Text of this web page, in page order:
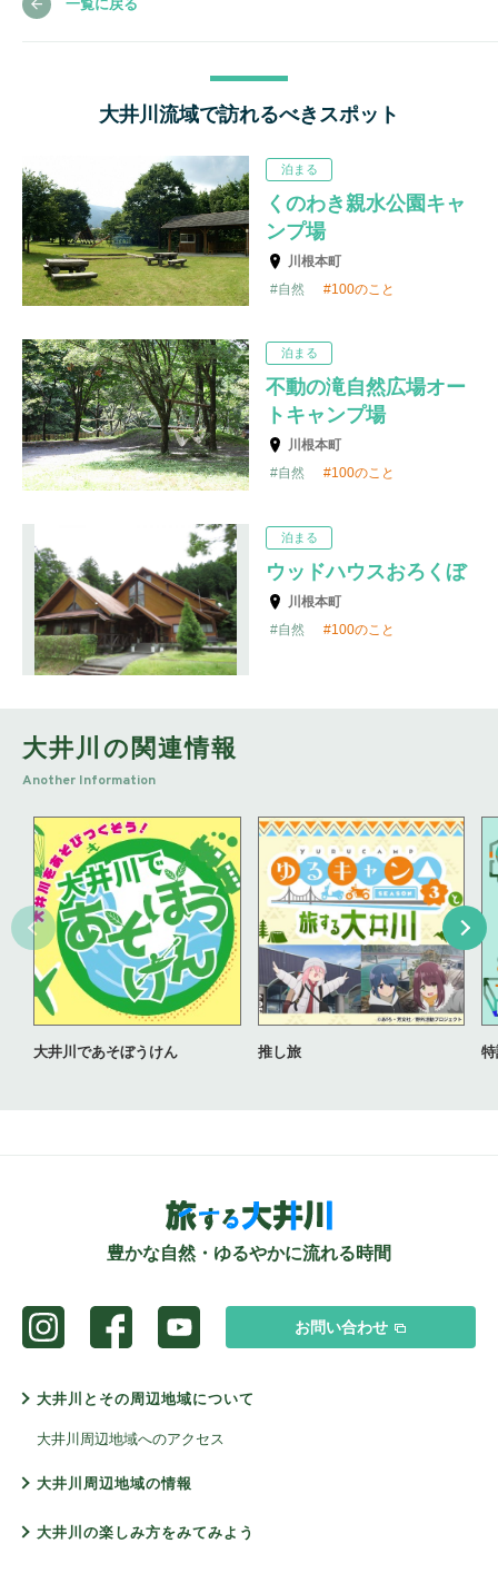
一覧に戻る
大井川流域で訪れるべきスポット
くのわき親水公園キャ
ンプ場
川根本町
自然
100のこと
泊まる
不動の滝自然広場オー
トキャンプ場
川根本町
自然
100のこと
泊まる
ウッドハウスおろくぼ
川根本町
自然
100のこと
泊まる
大井川の関連情報
Another Information
大井川であそぼうけん 推し旅
豊かな自然・ゆるやかに流れる時間
お問い合わせ
大井川とその周辺地域について
大井川周辺地域へのアクセス
大井川周辺地域の情報
大井川の楽しみ方をみてみよう